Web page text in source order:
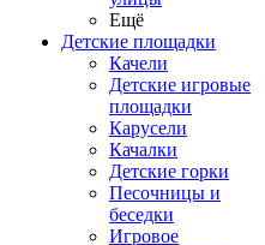
Ещё
Детские площадки
Качели
Детские игровые
площадки
Карусели
Качалки
Детские горки
Песочницы и
беседки
Игровое